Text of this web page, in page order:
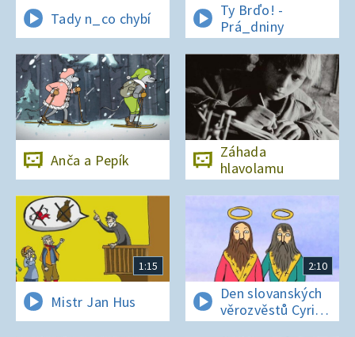
Tady n_co chybí
Ty Brďo! -
Prá_dniny
Anča a Pepík
Záhada
hlavolamu
1:15
Mistr Jan Hus
2:10
Den slovanských
věrozvěstů Cyrila
a Metoděje